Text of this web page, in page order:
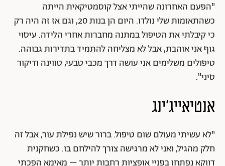
"הפעם האחרונה שהייתי אצל קוסמטיקאית הייתה
כשהתאומות שלי נולדו. היום הן בנות 20, וגם אז זה היה רק
כי קיבלתי את הטיפול במתנה מחברות אחרי הלידה. עיסוי
גוף אני אוהבת, אבל לא מצליחה להתמיד בתדירות גבוהה.
טיפולים משלימים אני עושה דרך מכבי טבעי, טווינה ודיקור
סיני".
אנטיאייג'ינג
"לא עשיתי מעולם שום טיפול. ברור שיש נפילת עור, אבל זה
חלק מהגיל, ואני לא מרגישה צורך להילחם בו. כשחקנית
דווקא נפתחו בפניי אופציות רחבות יותר – מאימא הפכתי